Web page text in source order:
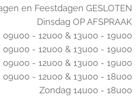
en Feestdagen GESLOTEN
Dinsdag OP AFSPRAAK
- 12u00 & 13u00 - 19u00
- 12u00 & 13u00 - 19u00
09u00 - 12u00 & 13u00 - 19u00
09u00 - 12u00 & 13u00 - 18u00
Zondag 14u00 - 18u00